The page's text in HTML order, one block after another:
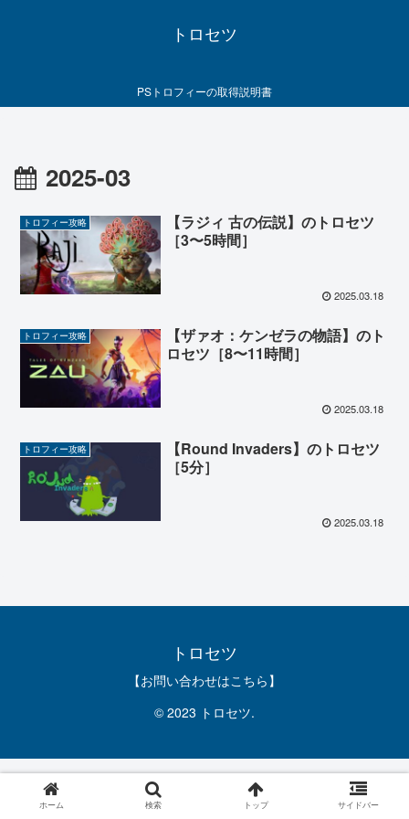
トロセツ
PSトロフィーの取得説明書
2025-03
トロフィー攻略
【ラジィ 古の伝説】のトロセツ
［3〜5時間］
2025.03.18
トロフィー攻略
【ザァオ：ケンゼラの物語】のト
ロセツ［8〜11時間］
2025.03.18
トロフィー攻略
【Round Invaders】のトロセツ
［5分］
2025.03.18
トロセツ
【お問い合わせはこちら】
© 2023 トロセツ.
ホーム 検索 トップ サイドバー